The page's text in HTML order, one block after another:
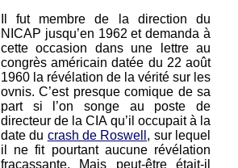
Il fut membre de la direction du
NICAP jusqu’en 1962 et demanda à
cette occasion dans une lettre au
congrès américain datée du 22 août
1960 la révélation de la vérité sur les
ovnis. C’est presque comique de sa
part si l’on songe au poste de
directeur de la CIA qu’il occupait à la
date du crash de Roswell , sur lequel
il ne fit pourtant aucune révélation
fracassante. Mais peut-être était-il